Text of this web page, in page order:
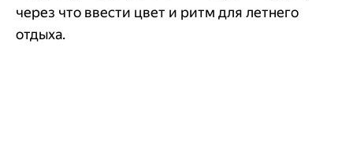
через что ввести цвет и ритм для летнего
отдыха.